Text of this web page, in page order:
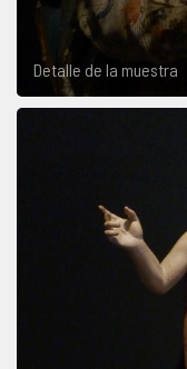
Detalle de la muestra